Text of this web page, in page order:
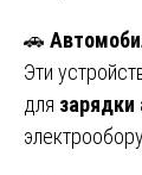
🚗
Эти
для зарядки